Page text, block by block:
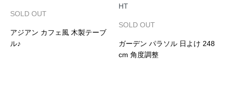
SOLD OUT
アジアン カフェ風 木製テーブ
ル♪
HT
SOLD OUT
ガーデン パラソル 日よけ 248
cm 角度調整